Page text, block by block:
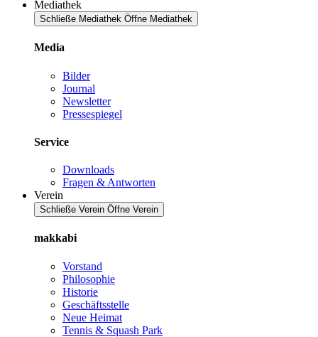
Mediathek
Schließe Mediathek Öffne Mediathek
Media
Bilder
Journal
Newsletter
Pressespiegel
Service
Downloads
Fragen & Antworten
Verein
Schließe Verein Öffne Verein
makkabi
Vorstand
Philosophie
Historie
Geschäftsstelle
Neue Heimat
Tennis & Squash Park